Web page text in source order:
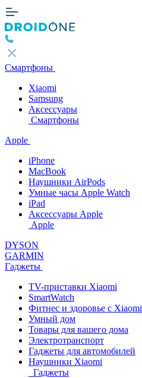
Смартфоны
Xiaomi
Samsung
Аксессуары
Смартфоны
Apple
iPhone
MacBook
Наушники AirPods
Умные часы Apple Watch
iPad
Аксессуары Apple
Apple
DYSON
GARMIN
Гаджеты
TV-приставки Xiaomi
SmartWatch
Фитнес и здоровье с Xiaomi
Умный дом
Товары для вашего дома
Электротранспорт
Гаджеты для автомобилей
Наушники Xiaomi
Гаджеты